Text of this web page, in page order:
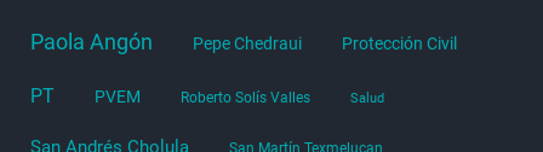
Paola Angón Pepe Chedraui Protección Civil
PT PVEM Roberto Solís Valles Salud
San Andrés Cholula San Martín Texmelucan